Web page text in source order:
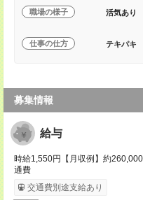
職場の様子 活気あり
仕事の仕方 テキパキ
募集情報
給与
時給1,550円【月収例】約
通費
交通費別途支給あり